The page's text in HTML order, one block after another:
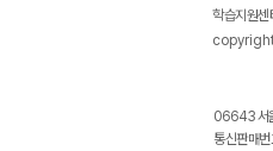
학습지원
06643 서
통신판매